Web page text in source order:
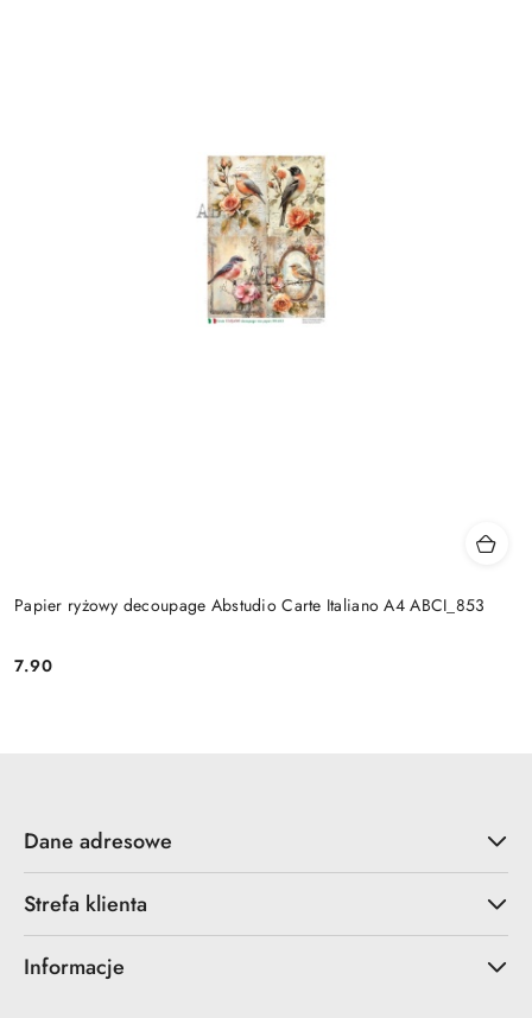
Papier ryżowy decoupage Abstudio Carte Italiano A4 ABCI_853
Cena:
7.90
Dane adresowe
Strefa klienta
Informacje